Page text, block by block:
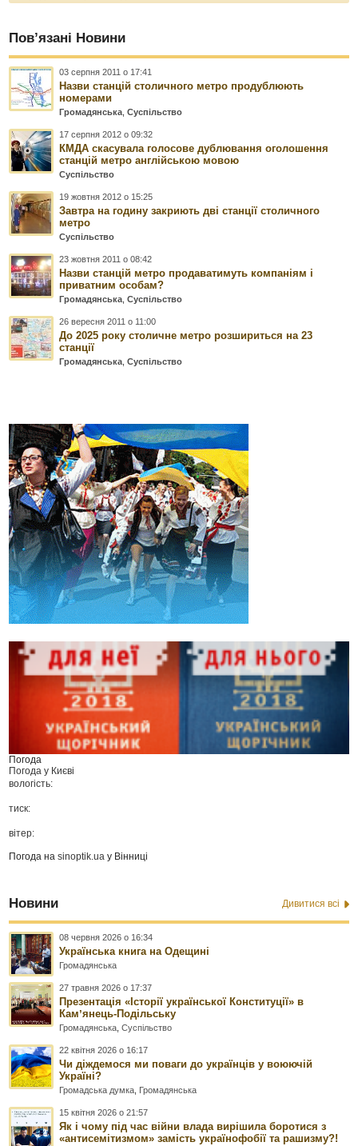
Пов’язані Новини
03 серпня 2011 о 17:41
Назви станцій столичного метро продублюють
номерами
Громадянська ,Суспільство
17 серпня 2012 о 09:32
КМДА скасувала голосове дублювання оголошення
станцій метро англійською мовою
Суспільство
19 жовтня 2012 о 15:25
Завтра на годину закриють дві станції столичного
метро
Суспільство
23 жовтня 2011 о 08:42
Назви станцій метро продаватимуть компаніям і
приватним особам?
Громадянська ,Суспільство
26 вересня 2011 о 11:00
До 2025 року столичне метро розшириться на 23
станції
Громадянська ,Суспільство
Погода
Погода у Києві
вологість:
тиск:
вітер:
Погода наsinoptik.ua у Вінниці
Новини Дивитися всі
08 червня 2026 о 16:34
Українська книга на Одещині
Громадянська
27 травня 2026 о 17:37
Презентація «Історії української Конституції» в
Камʼянець-Подільську
Громадянська ,Суспільство
22 квітня 2026 о 16:17
Чи діждемося ми поваги до українців у воюючій
Україні?
Громадська думка Громадянська
15 квітня 2026 о 21:57
Як і чому під час війни влада вирішила боротися з
«антисемітизмом» замість українофобії та рашизму?!